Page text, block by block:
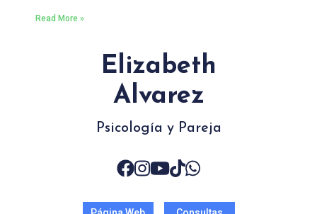
Read More »
Elizabeth
Alvarez
Psicología y Pareja